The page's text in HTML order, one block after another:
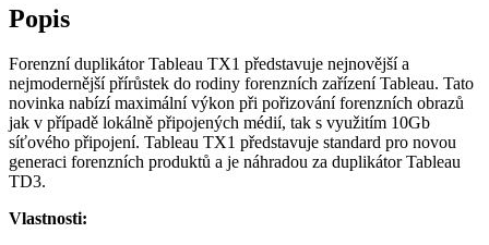
Popis
Forenzní duplikátor Tableau TX1 představuje nejnovější a
nejmodernější přírůstek do rodiny forenzních zařízení Tableau. Tato
novinka nabízí maximální výkon při pořizování forenzních obrazů
jak v případě lokálně připojených médií, tak s využitím 10Gb
síťového připojení. Tableau TX1 představuje standard pro novou
generaci forenzních produktů a je náhradou za duplikátor Tableau
TD3.
Vlastnosti: